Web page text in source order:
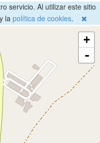
servicio. Al utilizar este sitio
y la política de cookies.
+
-